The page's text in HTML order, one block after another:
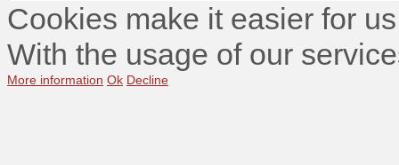
Cookies make it easier for
With the usage of our
More information Ok Decline